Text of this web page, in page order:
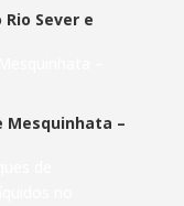
Sever e
Mesquinhata –